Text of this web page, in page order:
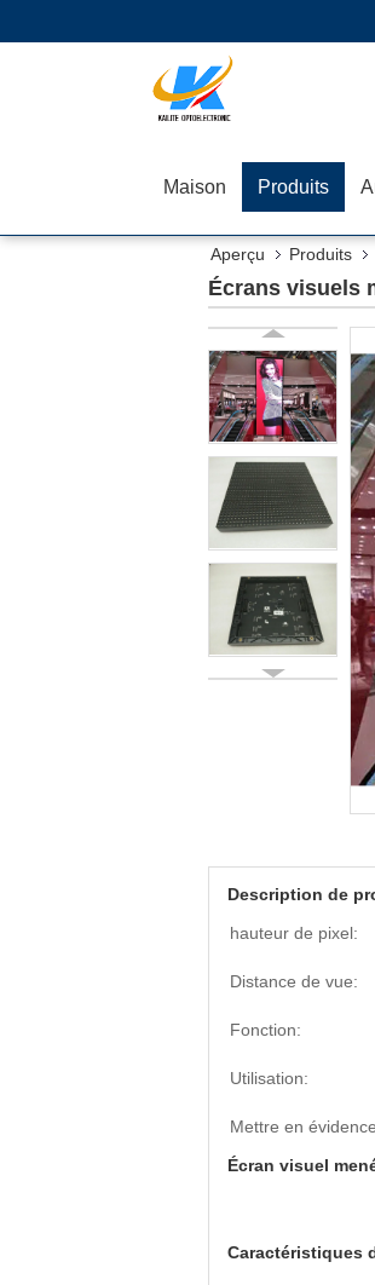
Maison Produits
Aperçu Produits
Écrans visuels
Description de
hauteur de pixel:
Distance de vue:
Fonction:
Utilisation:
Mettre en
Écran visuel
Caractéristiques